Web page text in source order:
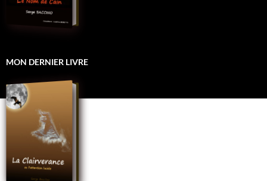
MON DERNIER LIVRE